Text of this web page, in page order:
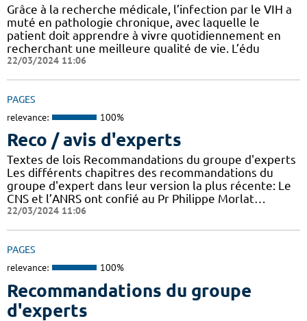
Grâce à la recherche médicale, l’infection par le VIH a
muté en pathologie chronique, avec laquelle le
patient doit apprendre à vivre quotidiennement en
recherchant une meilleure qualité de vie. L’édu
22/03/2024 11:06
PAGES
relevance: 100%
Reco / avis d'experts
Textes de lois Recommandations du groupe d'experts
Les différents chapitres des recommandations du
groupe d'expert dans leur version la plus récente: Le
CNS et l’ANRS ont confié au Pr Philippe Morlat…
22/03/2024 11:06
PAGES
relevance: 100%
Recommandations du groupe
d'experts